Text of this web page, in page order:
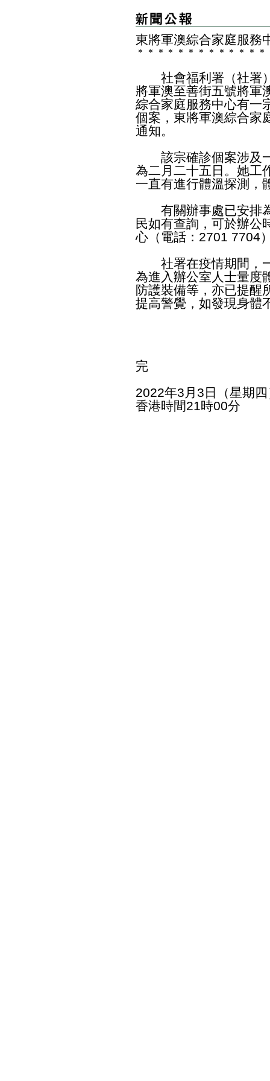
東將軍澳綜合家庭服務
＊ ＊ ＊ ＊ ＊ ＊ ＊ ＊ ＊ ＊ ＊ ＊ ＊
社會福利署（社署）
將軍澳至善街五號將軍
綜合家庭服務中心有一
個案，東將軍澳綜合家
通知。
該宗確診個案涉及一
為二月二十五日。她工
一直有進行體溫探測，
有關辦事處已安排為
民如有查詢，可於辦公
心（電話：2701 7704
社署在疫情期間，一
為進入辦公室人士量度
防護裝備等，亦已提醒
提高警覺，如發現身體
完
2022年3月3日（星期
香港時間21時00分